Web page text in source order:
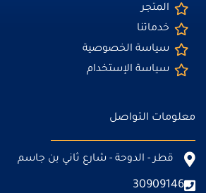
المتجر
خدماتنا
سياسة الخصوصية
سياسة الإستخدام
معلومات التواصل
قطر - الدوحة - شارع ثاني بن جاسم
30909146